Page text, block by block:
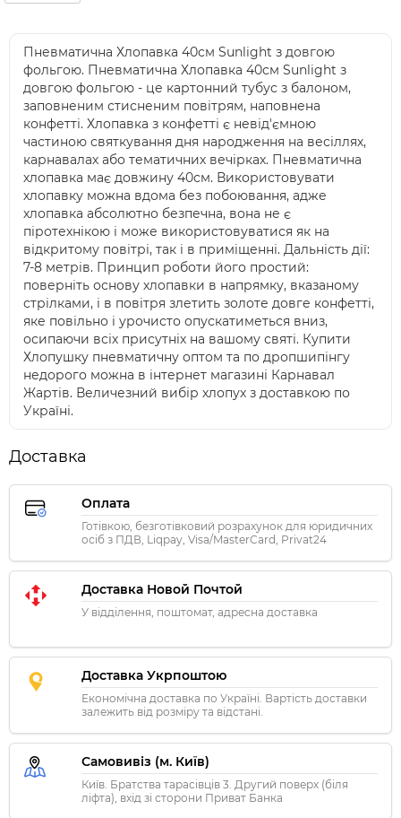
Пневматична Хлопавка 40см Sunlight з довгою
фольгою. Пневматична Хлопавка 40см Sunlight з
довгою фольгою - це картонний тубус з балоном,
заповненим стисненим повітрям, наповнена
конфетті. Хлопавка з конфетті є невід'ємною
частиною святкування дня народження на весіллях,
карнавалах або тематичних вечірках. Пневматична
хлопавка має довжину 40см. Використовувати
хлопавку можна вдома без побоювання, адже
хлопавка абсолютно безпечна, вона не є
піротехнікою і може використовуватися як на
відкритому повітрі, так і в приміщенні. Дальність дії:
7-8 метрів. Принцип роботи його простий:
поверніть основу хлопавки в напрямку, вказаному
стрілками, і в повітря злетить золоте довге конфетті,
яке повільно і урочисто опускатиметься вниз,
осипаючи всіх присутніх на вашому святі. Купити
Хлопушку пневматичну оптом та по дропшипінгу
недорого можна в інтернет магазині Карнавал
Жартів. Величезний вибір хлопух з доставкою по
Україні.
Доставка
Оплата
Готівкою, безготівковий розрахунок для юридичних
осіб з ПДВ, Liqpay, Visa/MasterCard, Privat24
Доставка Новой Почтой
У відділення, поштомат, адресна доставка
Доставка Укрпоштою
Економічна доставка по Україні. Вартість доставки
залежить від розміру та відстані.
Самовивіз (м. Київ)
Київ. Братства тарасівців 3. Другий поверх (біля
ліфта), вхід зі сторони Приват Банка